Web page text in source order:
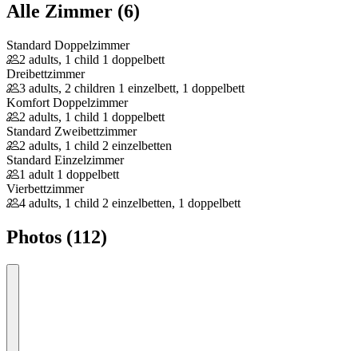
Alle Zimmer (6)
Standard Doppelzimmer
2 adults, 1 child 1 doppelbett
Dreibettzimmer
3 adults, 2 children 1 einzelbett, 1 doppelbett
Komfort Doppelzimmer
2 adults, 1 child 1 doppelbett
Standard Zweibettzimmer
2 adults, 1 child 2 einzelbetten
Standard Einzelzimmer
1 adult 1 doppelbett
Vierbettzimmer
4 adults, 1 child 2 einzelbetten, 1 doppelbett
Photos (112)